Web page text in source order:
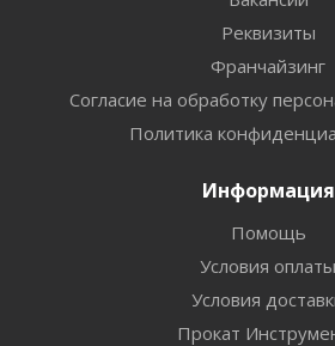
Реквизиты
Франчайзинг
Согласие на обработку
Политика
Информация
Помощь
Условия оплаты
Условия
Прокат